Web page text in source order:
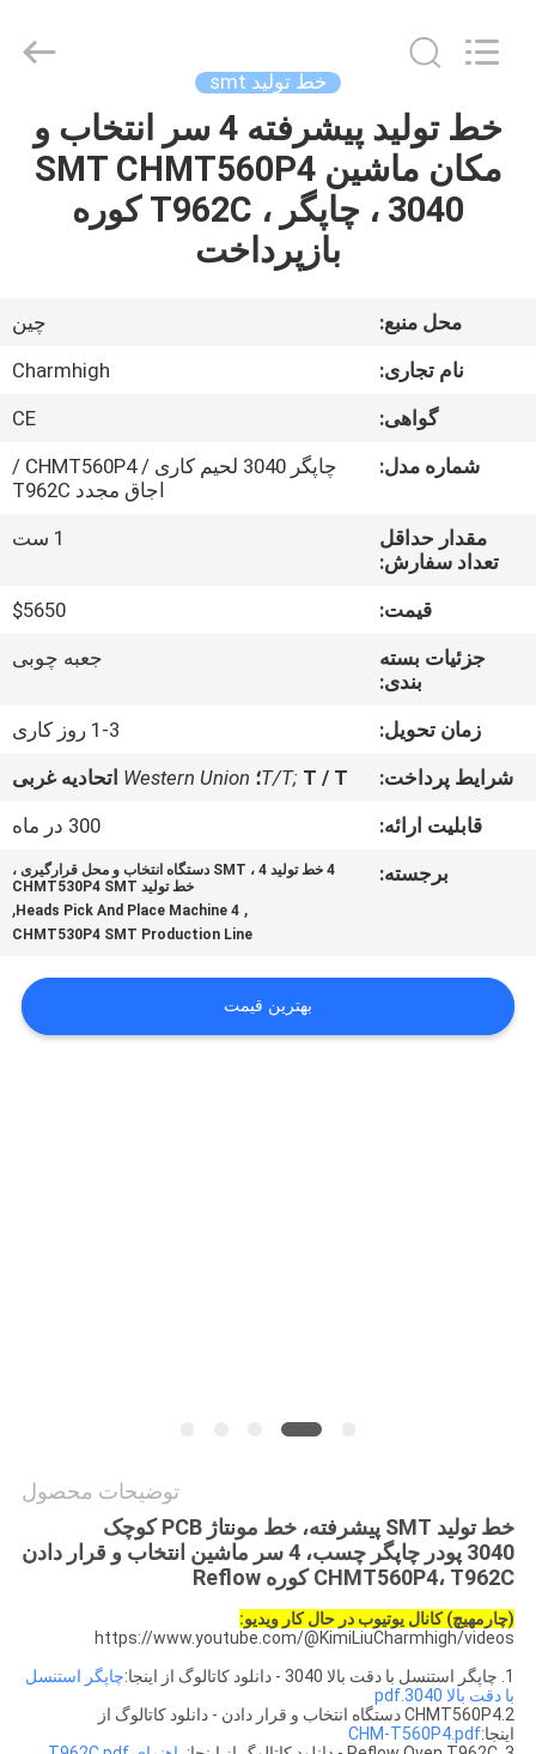
خانه
محصولات
درباره
تماس
بگیرید
SHOPPING
ON
CHARMHIGH
TECHNOLOGY
Reserved.
خط تولید smt
خط تولید پیشرفته 4 سر انتخاب و
مکان ماشین SMT CHMT560P4
، 3040 چاپگر ، T962C کوره
بازپرداخت
محل منبع:
چین
نام تجاری:
Charmhigh
گواهی:
CE
شماره مدل:
چاپگر 3040 لحیم کاری / CHMT560P4 /
اجاق مجدد T962C
مقدار حداقل
تعداد سفارش:
1 ست
قیمت:
$5650
جزئیات بسته
بندی:
جعبه چوبی
زمان تحویل:
1-3 روز کاری
شرایط پرداخت:
T/T; T / T؛ Western Union اتحادیه غربی
قابلیت ارائه:
300 در ماه
برجسته:
4 خط تولید SMT ، 4 دستگاه انتخاب و محل قرارگیری ،
خط تولید CHMT530P4 SMT
,
4 Heads Pick And Place Machine
,
CHMT530P4 SMT Production Line
بهترین قیمت
توضیحات محصول
خط تولید SMT پیشرفته، خط مونتاژ PCB کوچک
3040 پودر چاپگر چسب، 4 سر ماشین انتخاب و قرار دادن
CHMT560P4، T962C کوره Reflow
(چارمهيچ) کانال يوتيوب در حال کار ويديو:
https://www.youtube.com/@KimiLiuCharmhigh/videos
1. چاپگر استنسل با دقت بالا 3040 - دانلود کاتالوگ از اینجا:
چاپگر استنسل
با دقت بالا 3040.pdf
2.CHMT560P4 دستگاه انتخاب و قرار دادن - دانلود کاتالوگ از
اینجا:CHM-T560P4.pdf